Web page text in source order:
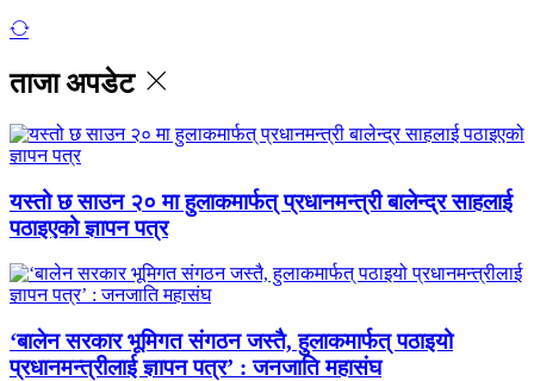
ताजा अपडेट
यस्तो छ साउन २० मा हुलाकमार्फत् प्रधानमन्त्री बालेन्द्र साहलाई
पठाइएको ज्ञापन पत्र
‘बालेन सरकार भूमिगत संगठन जस्तै, हुलाकमार्फत् पठाइयो
प्रधानमन्त्रीलाई ज्ञापन पत्र’ : जनजाति महासंघ